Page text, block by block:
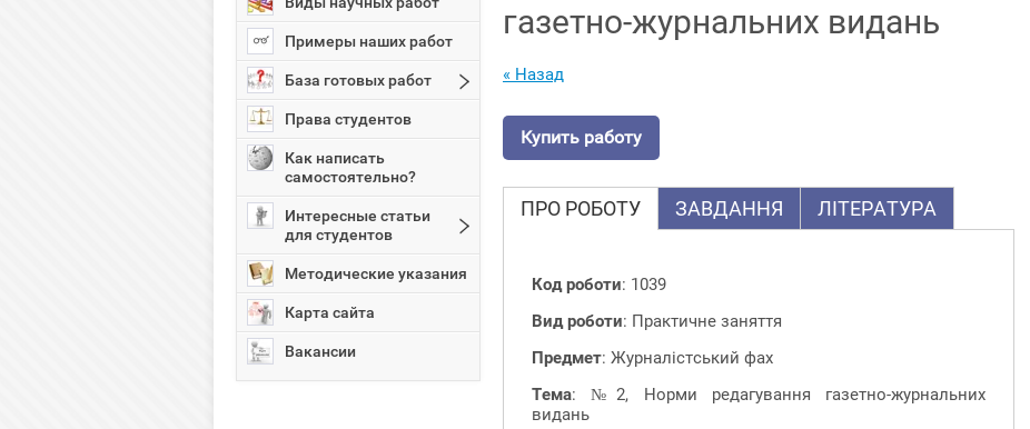
Примеры наших работ
База готовых работ
Права студентов
Как написать
самостоятельно?
Интересные статьи
для студентов
Методические указания
Карта сайта
Вакансии
газетно-журнальних видань
« Назад
Купить работу
ПРО РОБОТУ ЗАВДАННЯ ЛІТЕРАТУРА
Код роботи: 1039
Вид роботи: Практичне заняття
Предмет: Журналістський фах
Тема: №2, Норми редагування газетно-журнальних
видань